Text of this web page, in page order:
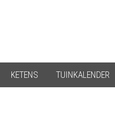
KETENS TUINKALENDER